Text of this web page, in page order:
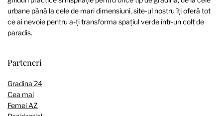
urbane până la cele de mari dimensiuni, site-ul nostru îți oferă tot
ce ai nevoie pentru a-ți transforma spațiul verde într-un colț de
paradis.
Parteneri
Gradina 24
Cea mai
Femei AZ